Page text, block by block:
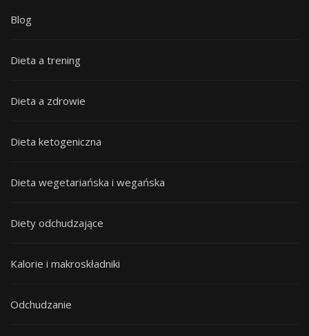
Blog
Dieta a trening
Dieta a zdrowie
Dieta ketogeniczna
Dieta wegetariańska i wegańska
Diety odchudzające
Kalorie i makroskładniki
Odchudzanie